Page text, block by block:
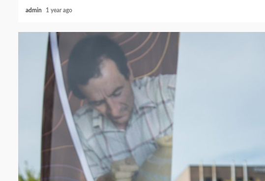
admin 1 year ago